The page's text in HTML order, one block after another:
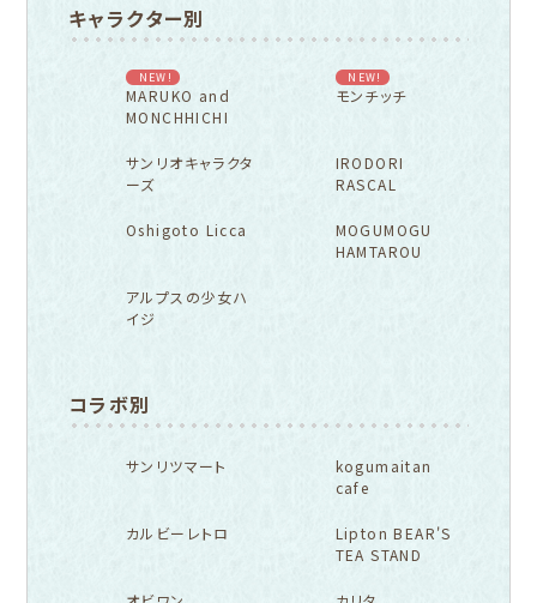
キャラクター別
NEW!
MARUKO and
MONCHHICHI
NEW!
モンチッチ
サンリオキャラクタ
ーズ
IRODORI
RASCAL
Oshigoto Licca
MOGUMOGU
HAMTAROU
アルプスの少女ハ
イジ
コラボ別
サンリツマート
kogumaitan
cafe
カルビーレトロ
Lipton BEAR'S
TEA STAND